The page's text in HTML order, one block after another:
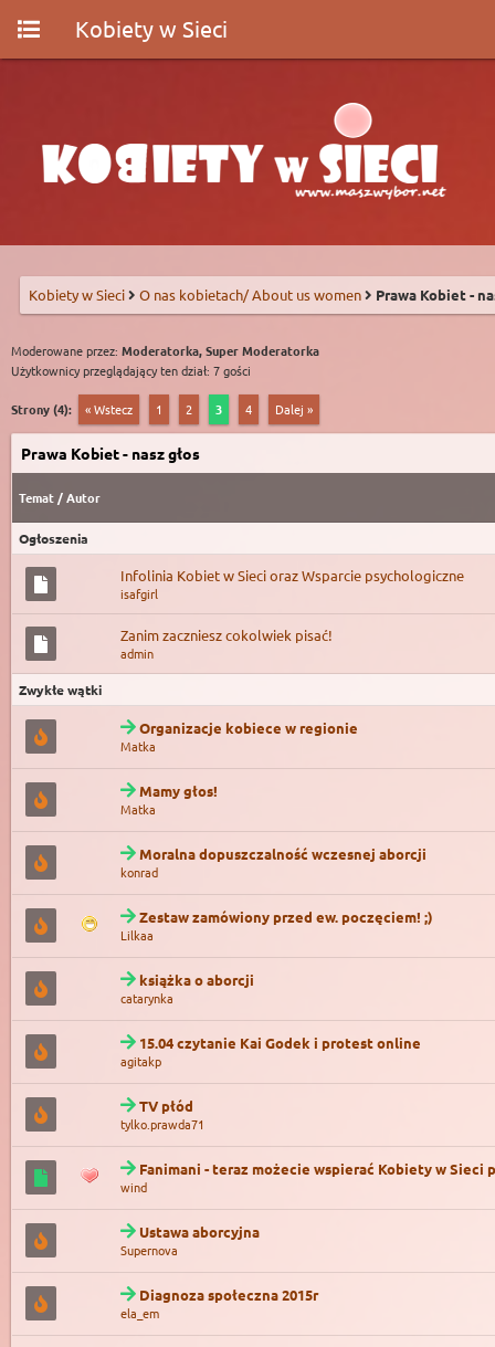
Kobiety w Sieci
Kobiety w Sieci O nas kobietach/ About us women Prawa Kobiet -
Moderowane przez: Moderatorka, Super Moderatorka
Użytkownicy przeglądający ten dział: 7 gości
Strony (4): « Wstecz 1 2 3 4 Dalej »
Prawa Kobiet - nasz głos
Temat /Autor
Ogłoszenia
Infolinia Kobiet w Sieci oraz Wsparcie psychologiczne
isafgirl
Zanim zaczniesz cokolwiek pisać!
admin
Zwykłe wątki
Organizacje kobiece w regionie
Matka
Mamy głos!
Matka
Moralna dopuszczalność wczesnej aborcji
konrad
Zestaw zamówiony przed ew. poczęciem! ;)
Lilkaa
książka o aborcji
catarynka
15.04 czytanie Kai Godek i protest online
agitakp
TV płód
tylko.prawda71
Fanimani - teraz możecie wspierać Kobiety w Sieci
wind
Ustawa aborcyjna
Supernova
Diagnoza społeczna 2015r
ela_em